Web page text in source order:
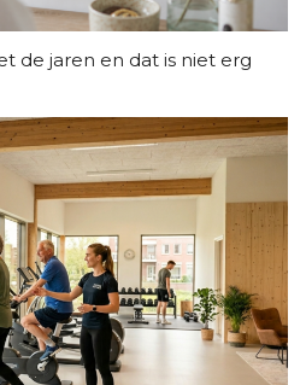
de jaren en dat is niet erg